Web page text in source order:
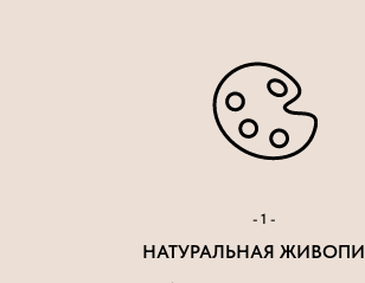
-1-
НАТУРАЛЬНАЯ